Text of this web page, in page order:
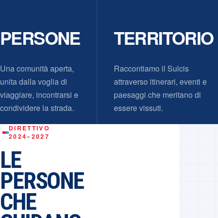
PERSONE
Una comunità aperta,
unita dalla voglia di
viaggiare, incontrarsi e
condividere la strada.
TERRITORIO
Raccontiamo il Sulcis
attraverso itinerari, eventi e
paesaggi che meritano di
essere vissuti.
DIRETTIVO
2024–2027
LE
PERSONE
CHE